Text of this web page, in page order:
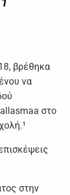
βρέθηκα
να
στο
στην